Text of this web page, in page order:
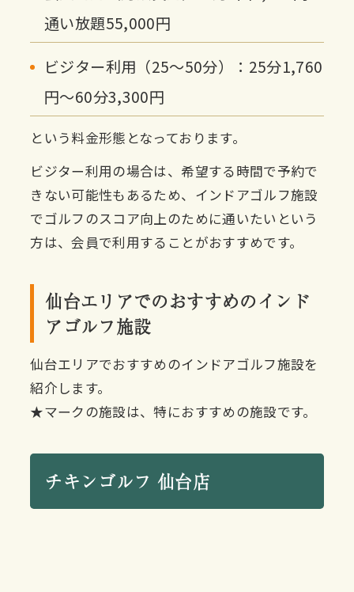
通い放題55,000円
ビジター利用（25〜50分）：25分1,760
円〜60分3,300円
という料金形態となっております。
ビジター利用の場合は、希望する時間で予約で
きない可能性もあるため、インドアゴルフ施設
でゴルフのスコア向上のために通いたいという
方は、会員で利用することがおすすめです。
仙台エリアでのおすすめのインド
アゴルフ施設
仙台エリアでおすすめのインドアゴルフ施設を
紹介します。
★マークの施設は、特におすすめの施設です。
チキンゴルフ 仙台店